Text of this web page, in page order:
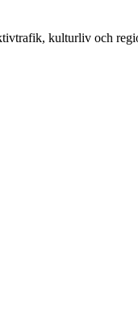
kulturliv och